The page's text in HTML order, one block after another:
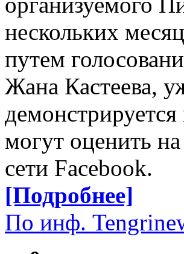
нескольких
путем
Жана Кастеева,
могут оценить
сети Facebook.
[Подробнее]
По инф.